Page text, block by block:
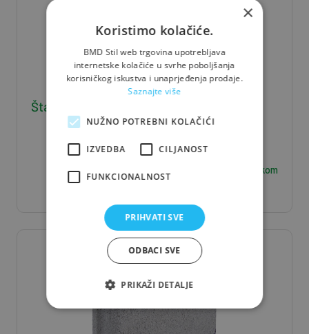
Štafla J/S 5*8*400 - 0,016 m3/kom
€ / kom
×
Koristimo kolačiće.
BMD Stil web trgovina upotrebljava
internetske kolačiće u svrhe poboljšanja
korisničkog iskustva i unaprjeđenja prodaje.
Saznajte više
NUŽNO POTREBNI KOLAČIĆI
IZVEDBA CILJANOST
FUNKCIONALNOST
PRIHVATI SVE
ODBACI SVE
PRIKAŽI DETALJE